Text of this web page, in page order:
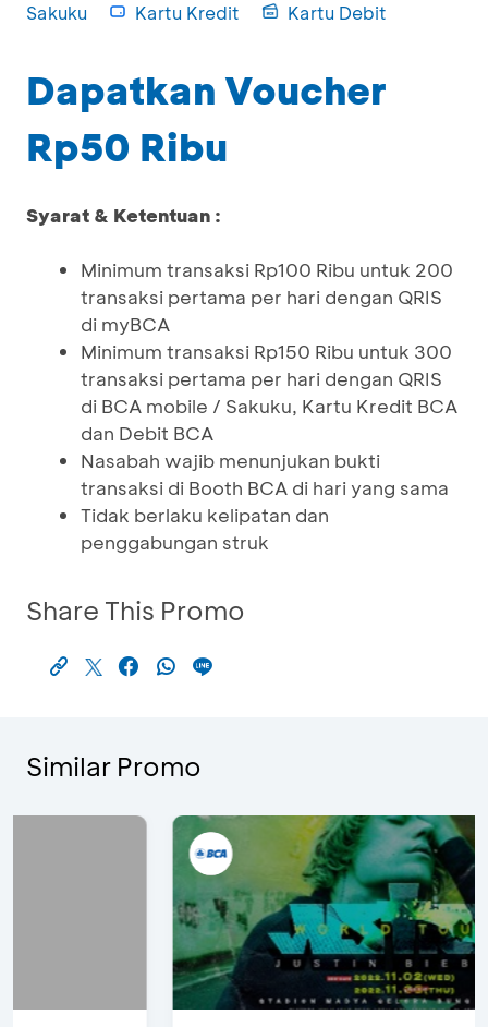
Sakuku
Kartu Kredit Kartu Debit
Dapatkan Voucher
Rp50 Ribu
Syarat & Ketentuan :
Minimum transaksi Rp100 Ribu untuk 200
transaksi pertama per hari dengan QRIS
di myBCA
Minimum transaksi Rp150 Ribu untuk 300
transaksi pertama per hari dengan QRIS
di BCA mobile / Sakuku, Kartu Kredit BCA
dan Debit BCA
Nasabah wajib menunjukan bukti
transaksi di Booth BCA di hari yang sama
Tidak berlaku kelipatan dan
penggabungan struk
Share This Promo
Similar Promo